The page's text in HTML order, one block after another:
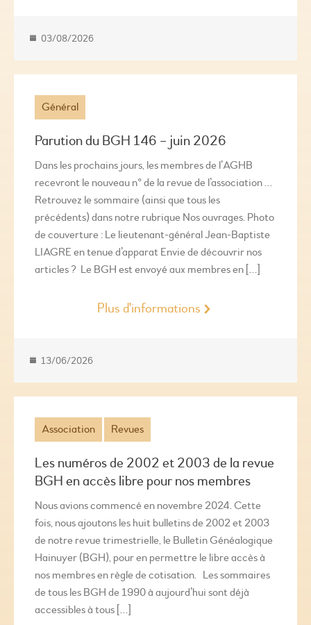
03/08/2026
Général
Parution du BGH 146 – juin 2026
Dans les prochains jours, les membres de l’AGHB
recevront le nouveau n° de la revue de l’association …
Retrouvez le sommaire (ainsi que tous les
précédents) dans notre rubrique Nos ouvrages. Photo
de couverture : Le lieutenant-général Jean-Baptiste
LIAGRE en tenue d’apparat Envie de découvrir nos
articles ? Le BGH est envoyé aux membres en […]
Plus d'informations
13/06/2026
Association Revues
Les numéros de 2002 et 2003 de la revue
BGH en accès libre pour nos membres
Nous avions commencé en novembre 2024. Cette
fois, nous ajoutons les huit bulletins de 2002 et 2003
de notre revue trimestrielle, le Bulletin Généalogique
Hainuyer (BGH), pour en permettre le libre accès à
nos membres en règle de cotisation. Les sommaires
de tous les BGH de 1990 à aujourd’hui sont déjà
accessibles à tous […]